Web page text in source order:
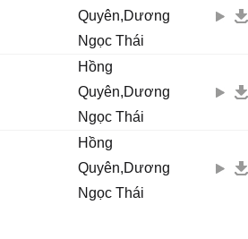
Quyên,Dương
Ngọc Thái
Hồng
Quyên,Dương
Ngọc Thái
Hồng
Quyên,Dương
Ngọc Thái